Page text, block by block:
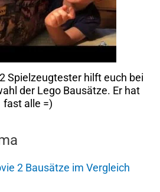
Spielzeugtester hilft euch bei
der Lego Bausätze. Er hat
fast alle =)
2 Bausätze im Vergleich